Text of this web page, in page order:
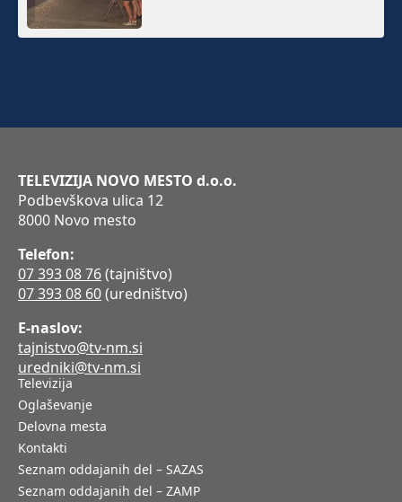
TELEVIZIJA NOVO MESTO d.o.o.
Podbevškova ulica 12
8000 Novo mesto
Telefon:
07 393 08 76(tajništvo)
07 393 08 60(uredništvo)
E-naslov:
tajnistvo@tv-nm.si
uredniki@tv-nm.si
Televizija
Oglaševanje
Delovna mesta
Kontakti
Seznam oddajanih del – SAZAS
Seznam oddajanih del – ZAMP